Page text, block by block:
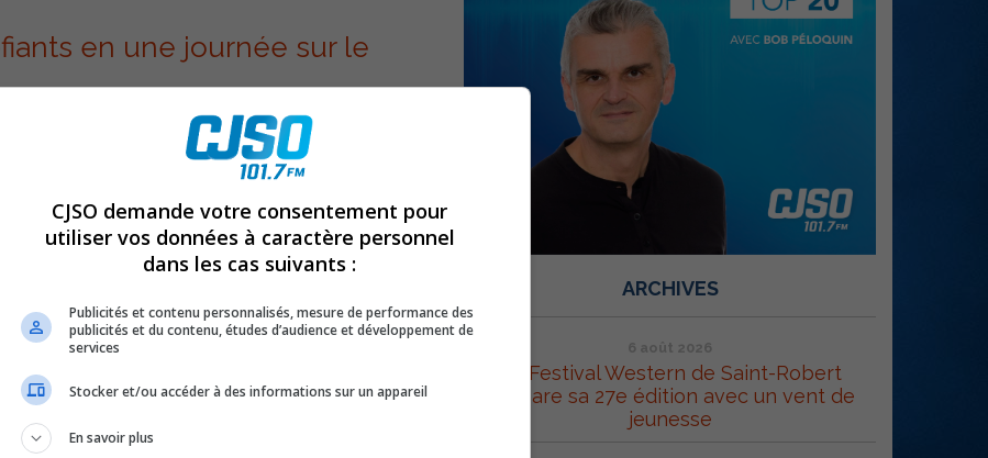
en une journée sur le
ARCHIVES
6 août 2026
Le Festival Western de Saint-Robert
prépare sa 27e édition avec un vent de
jeunesse
CJSO demande votre consentement pour
utiliser vos données à caractère personnel
dans les cas suivants :
Publicités et contenu personnalisés, mesure de performance des
publicités et du contenu, études d’audience et développement de
services
Stocker et/ou accéder à des informations sur un appareil
En savoir plus